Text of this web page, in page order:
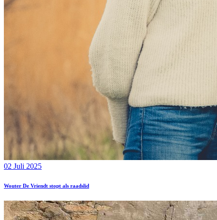
02 Juli 2025
Wouter De Vriendt stopt als raadslid